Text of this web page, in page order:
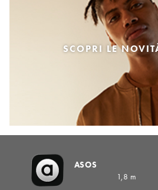
SCOPRI LE
ASOS
1,8 m